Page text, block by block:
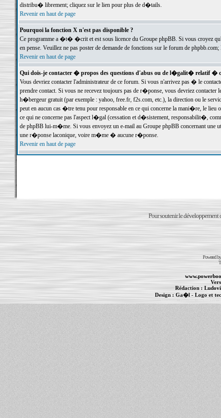
distribu� librement; cliquez sur le lien pour plus de d�tails.
Revenir en haut de page
Pourquoi la fonction X n'est pas disponible ?
Ce programme a �t� �crit et est sous licence du Groupe phpBB. Si vous croyez
en pense. Veuillez ne pas poster de demande de fonctions sur le forum de
Revenir en haut de page
Qui dois-je contacter � propos des questions d'abus ou de l�galit� relatif �
Vous devriez contacter l'administrateur de ce forum. Si vous n'arrivez pas � le
prendre contact. Si vous ne recevez toujours pas de r�ponse, vous devriez
h�bergeur gratuit (par exemple : yahoo, free.fr, f2s.com, etc.), la direction ou le
peut en aucun cas �tre tenu pour responsable en ce qui concerne la mani�re, le
ce qui ne concerne pas l'aspect l�gal (cessation et d�sistement, responsabilit�,
de phpBB lui-m�me. Si vous envoyez un e-mail au Groupe phpBB concernant une
une r�ponse laconique, voire m�me � aucune r�ponse.
Revenir en haut de page
Pour soutenir le développement
Powered
Rédaction :
Design :Ga�l- Logo et
Informations :